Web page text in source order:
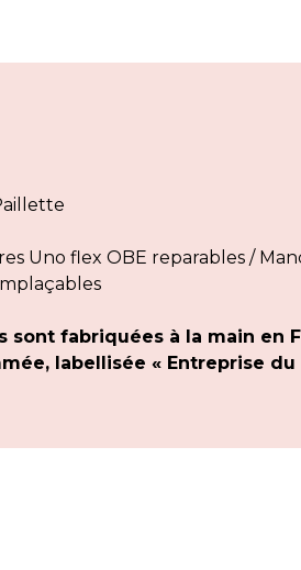
Uno flex OBE reparables /
sont fabriquées à la main en
labellisée « Entreprise du